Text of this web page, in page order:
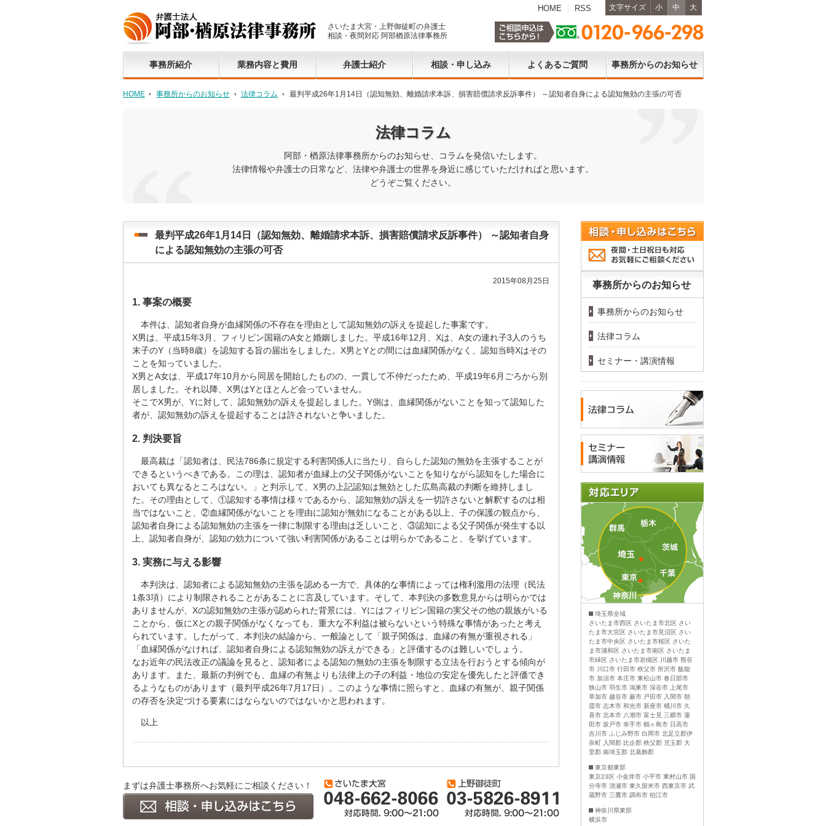
さいたま大宮・上野御徒町の弁護士
相談・夜間対応 阿部楢原法律事務所
HOME RSS 文字サイズ 小 中 大
事務所紹介 業務内容と費用 弁護士紹介 相談・申し込み よくあるご質問 事務所からのお知らせ
HOME 事務所からのお知らせ 法律コラム 最判平成26年1月14日（認知無効、離婚請求本訴、損害賠償請求反訴事件） ～認知者自身による認知無効の主張の可否
法律コラム
阿部・楢原法律事務所からのお知らせ、コラムを発信いたします。
法律情報や弁護士の日常など、法律や弁護士の世界を身近に感じていただければと思います。
どうぞご覧ください。
最判平成26年1月14日（認知無効、離婚請求本訴、損害賠償請求反訴事件） ～認知者自身
による認知無効の主張の可否
2015年08月25日
1. 事案の概要
本件は、認知者自身が血縁関係の不存在を理由として認知無効の訴えを提起した事案です。
X男は、平成15年3月、フィリピン国籍のA女と婚姻しました。平成16年12月、Xは、A女の連れ子3人のうち
末子のY（当時8歳）を認知する旨の届出をしました。X男とYとの間には血縁関係がなく、認知当時Xはその
ことを知っていました。
X男とA女は、平成17年10月から同居を開始したものの、一貫して不仲だったため、平成19年6月ごろから別
居しました。それ以降、X男はYとほとんど会っていません。
そこでX男が、Yに対して、認知無効の訴えを提起しました。Y側は、血縁関係がないことを知って認知した
者が、認知無効の訴えを提起することは許されないと争いました。
2. 判決要旨
最高裁は「認知者は、民法786条に規定する利害関係人に当たり、自らした認知の無効を主張することが
できるというべきである。この理は、認知者が血縁上の父子関係がないことを知りながら認知をした場合に
おいても異なるところはない。」と判示して、X男の上記認知は無効とした広島高裁の判断を維持しまし
た。その理由として、①認知する事情は様々であるから、認知無効の訴えを一切許さないと解釈するのは相
当ではないこと、②血縁関係がないことを理由に認知が無効になることがある以上、子の保護の観点から、
認知者自身による認知無効の主張を一律に制限する理由は乏しいこと、③認知による父子関係が発生する以
上、認知者自身が、認知の効力について強い利害関係があることは明らかであること、を挙げています。
3. 実務に与える影響
本判決は、認知者による認知無効の主張を認める一方で、具体的な事情によっては権利濫用の法理（民法
1条3項）により制限されることがあることに言及しています。そして、本判決の多数意見からは明らかでは
ありませんが、Xの認知無効の主張が認められた背景には、Yにはフィリピン国籍の実父その他の親族がいる
ことから、仮にXとの親子関係がなくなっても、重大な不利益は被らないという特殊な事情があったと考え
られています。したがって、本判決の結論から、一般論として「親子関係は、血縁の有無が重視される」
「血縁関係がなければ、認知者自身による認知無効の訴えができる」と評価するのは難しいでしょう。
なお近年の民法改正の議論を見ると、認知者による認知の無効の主張を制限する立法を行おうとする傾向が
あります。また、最新の判例でも、血縁の有無よりも法律上の子の利益・地位の安定を優先したと評価でき
るようなものがあります（最判平成26年7月17日）。このような事情に照らすと、血縁の有無が、親子関係
の存否を決定づける要素にはならないのではないかと思われます。
以上
まずは弁護士事務所へお気軽にご相談ください！
事務所からのお知らせ
事務所からのお知らせ
法律コラム
セミナー・講演情報
埼玉県全域
さいたま市西区 さいたま市北区 さい
たま市大宮区 さいたま市見沼区 さい
たま市中央区 さいたま市桜区 さいた
ま市浦和区 さいたま市南区 さいたま
市緑区 さいたま市岩槻区 川越市 熊谷
市 川口市 行田市 秩父市 所沢市 飯能
市 加須市 本庄市 東松山市 春日部市
狭山市 羽生市 鴻巣市 深谷市 上尾市
草加市 越谷市 蕨市 戸田市 入間市 朝
霞市 志木市 和光市 新座市 桶川市 久
喜市 北本市 八潮市 富士見 三郷市 蓮
田市 坂戸市 幸手市 鶴ヶ島市 日高市
吉川市 ふじみ野市 白岡市 北足立郡伊
奈町 入間郡 比企郡 秩父郡 児玉郡 大
里郡 南埼玉郡 北葛飾郡
東京都東部
東京23区 小金井市 小平市 東村山市 国
分寺市 清瀬市 東久留米市 西東京市 武
蔵野市 三鷹市 調布市 狛江市
神奈川県東部
横浜市